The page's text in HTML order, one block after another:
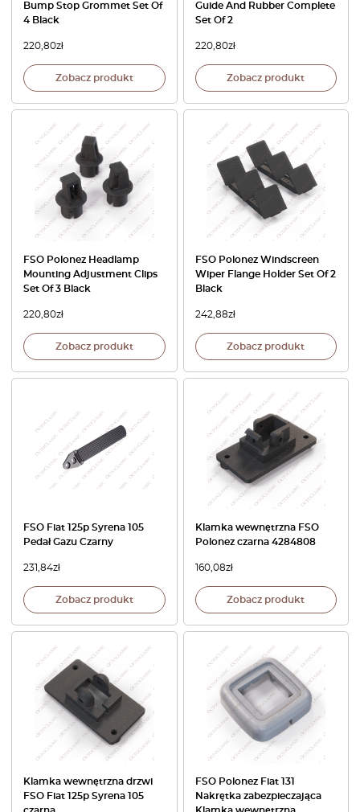
Bump Stop Grommet Set Of
4 Black
220,80zł
Zobacz produkt
Guide And Rubber Complete
Set Of 2
220,80zł
Zobacz produkt
FSO Polonez Headlamp
Mounting Adjustment Clips
Set Of 3 Black
220,80zł
Zobacz produkt
FSO Polonez Windscreen
Wiper Flange Holder Set Of 2
Black
242,88zł
Zobacz produkt
FSO Fiat 125p Syrena 105
Pedał Gazu Czarny
231,84zł
Zobacz produkt
Klamka wewnętrzna FSO
Polonez czarna 4284808
160,08zł
Zobacz produkt
Klamka wewnętrzna drzwi
FSO Fiat 125p Syrena 105
czarna
FSO Polonez Fiat 131
Nakrętka zabezpieczająca
Klamka wewnętrzna